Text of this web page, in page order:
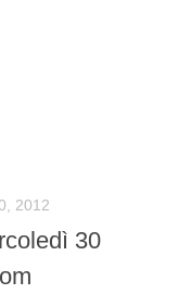
2012
30